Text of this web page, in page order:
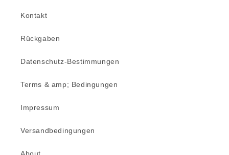
Kontakt
Rückgaben
Datenschutz-Bestimmungen
Terms & amp; Bedingungen
Impressum
Versandbedingungen